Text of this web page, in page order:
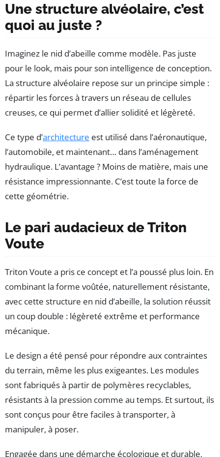
Une structure alvéolaire, c’est
quoi au juste ?
Imaginez le nid d’abeille comme modèle. Pas juste
pour le look, mais pour son intelligence de conception.
La structure alvéolaire repose sur un principe simple :
répartir les forces à travers un réseau de cellules
creuses, ce qui permet d’allier solidité et légèreté.
Ce type d’architecture est utilisé dans l’aéronautique,
l’automobile, et maintenant… dans l’aménagement
hydraulique. L’avantage ? Moins de matière, mais une
résistance impressionnante. C’est toute la force de
cette géométrie.
Le pari audacieux de Triton
Voute
Triton Voute a pris ce concept et l’a poussé plus loin. En
combinant la forme voûtée, naturellement résistante,
avec cette structure en nid d’abeille, la solution réussit
un coup double : légèreté extrême et performance
mécanique.
Le design a été pensé pour répondre aux contraintes
du terrain, même les plus exigeantes. Les modules
sont fabriqués à partir de polymères recyclables,
résistants à la pression comme au temps. Et surtout, ils
sont conçus pour être faciles à transporter, à
manipuler, à poser.
Engagée dans une démarche écologique et durable,